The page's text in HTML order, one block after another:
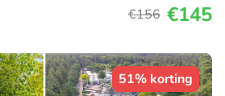
€156 €145
51% korting